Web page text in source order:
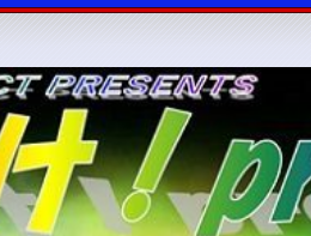
コ
ン
ツ
キ
ッ
プ